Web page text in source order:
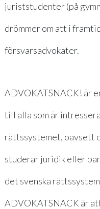
juriststudenter (på
drömmer om att i
försvarsadvokater.
ADVOKATSNACK! är
till alla som är
rättssystemet, oavsett
studerar juridik eller
det svenska
ADVOKATSNACK är